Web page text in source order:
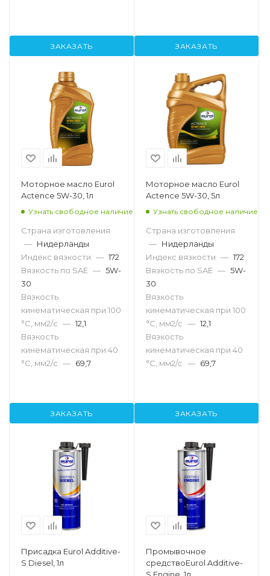
ЗАКАЗАТЬ ЗАКАЗАТЬ
Моторное масло Eurol
Actence 5W-30, 1л
Узнать свободное наличие
Страна изготовления
— Нидерланды
Индекс вязкости — 172
Вязкость по SAE — 5W-
30
Вязкость
кинематическая при 100
°С, мм2/с — 12,1
Вязкость
кинематическая при 40
°С, мм2/с — 69,7
ЗАКАЗАТЬ
Моторное масло Eurol
Actence 5W-30, 5л
Узнать свободное наличие
Страна изготовления
— Нидерланды
Индекс вязкости — 172
Вязкость по SAE — 5W-
30
Вязкость
кинематическая при 100
°С, мм2/с — 12,1
Вязкость
кинематическая при 40
°С, мм2/с — 69,7
ЗАКАЗАТЬ
Присадка Eurol Additive-
S Diesel, 1л
Промывочное
средствоEurol Additive-